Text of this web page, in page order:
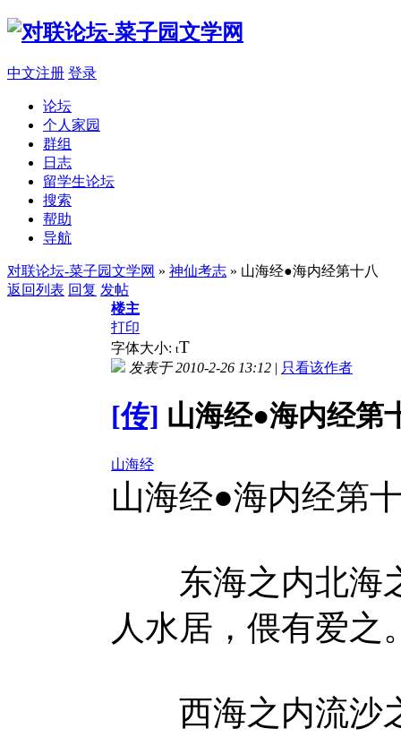
中文注册 登录
论坛
个人家园
群组
日志
留学生论坛
搜索
帮助
导航
对联论坛-菜子园文学网 » 神仙考志 » 山海经●海内经第十八
返回列表 回复 发帖
楼主
打印
字体大小: tT
发表于 2010-2-26 13:12 | 只看该作者
[传] 山海经●海内经第
山海经
山海经●海内经第
东海之内北海之
人水居，偎有爱之
西海之内流沙